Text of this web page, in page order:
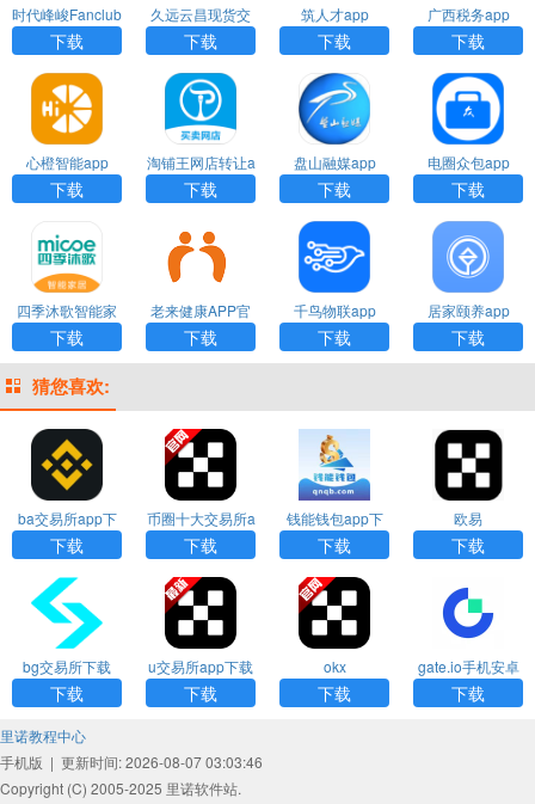
时代峰峻Fanclub
APP官方版
下载
久远云昌现货交
易app
下载
筑人才app
下载
广西税务app
下载
心橙智能app
下载
淘铺王网店转让a
pp
下载
盘山融媒app
下载
电圈众包app
下载
四季沐歌智能家
居app
下载
老来健康APP官
方版
下载
千鸟物联app
下载
居家颐养app
下载
猜您喜欢:
ba交易所app下
载
下载
币圈十大交易所a
pp下载
下载
钱能钱包app下
载安装
下载
欧易
下载
bg交易所下载
下载
u交易所app下载
下载
okx
下载
gate.io手机安卓
版下载
下载
里诺教程中心
手机版 | 更新时间: 2026-08-07 03:03:46
Copyright (C) 2005-2025 里诺软件站.